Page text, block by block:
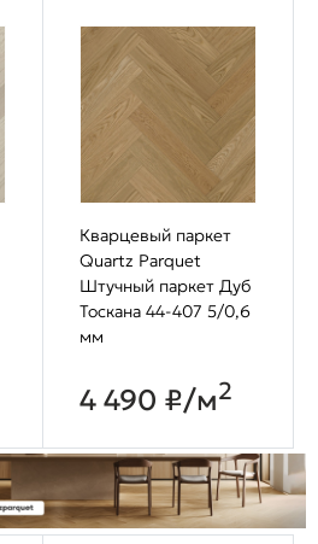
Кварцевый паркет
Quartz Parquet
Штучный паркет Дуб
Тоскана 44-407 5/0,6
мм
4 490 ₽/м2